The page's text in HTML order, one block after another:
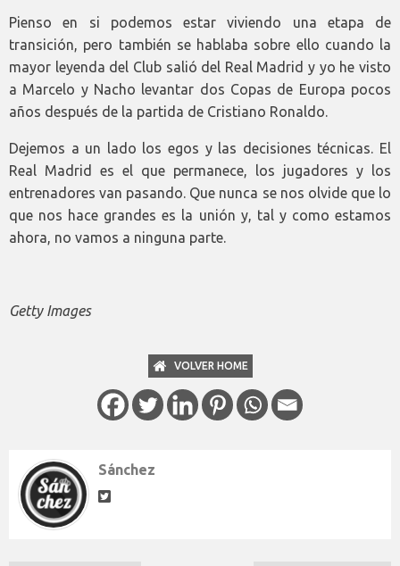
Pienso en si podemos estar viviendo una etapa de
transición, pero también se hablaba sobre ello cuando la
mayor leyenda del Club salió del Real Madrid y yo he visto
a Marcelo y Nacho levantar dos Copas de Europa pocos
años después de la partida de Cristiano Ronaldo.
Dejemos a un lado los egos y las decisiones técnicas. El
Real Madrid es el que permanece, los jugadores y los
entrenadores van pasando. Que nunca se nos olvide que lo
que nos hace grandes es la unión y, tal y como estamos
ahora, no vamos a ninguna parte.
Getty Images
VOLVER HOME
Sánchez